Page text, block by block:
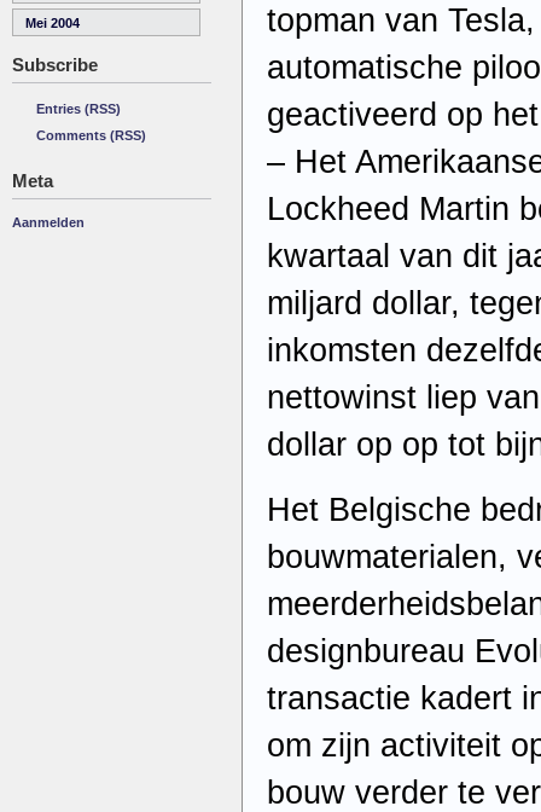
Mei 2004
Subscribe
Entries (RSS)
Comments (RSS)
Meta
Aanmelden
topman van
automatische
geactiveerd op
– Het
Lockheed Martin
kwartaal van dit
miljard dollar,
inkomsten
nettowinst liep
dollar op op tot
Het Belgische
bouwmaterialen,
designbureau
transactie kadert
om zijn activiteit
bouw verder te